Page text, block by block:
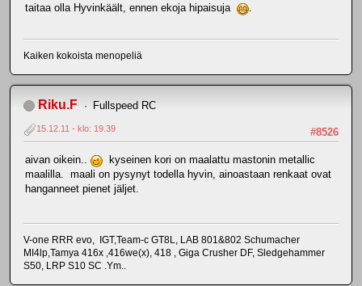
taitaa olla Hyvinkäält, ennen ekoja hipaisuja
Kaiken kokoista menopeliä
Riku.F Fullspeed RC
#8526
15.12.11 - klo: 19.39
aivan oikein..
kyseinen kori on maalattu mastonin metallic
maalilla. maali on pysynyt todella hyvin, ainoastaan renkaat ovat
hanganneet pienet jäljet.
V-one RRR evo, IGT,Team-c GT8L, LAB 801&802 Schumacher
MI4lp,Tamya 416x ,416we(x), 418 , Giga Crusher DF, Sledgehammer
S50, LRP S10 SC .Ym..